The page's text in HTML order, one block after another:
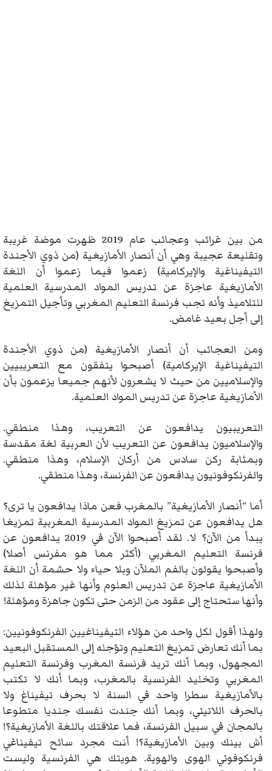
من بين غرائب وعجائب عام 2019 ظهرت موضة غريبة
وتقليعة عجيبة وهي أن أنصار الأمازيغية (من ذوي الأجندة
التيفيناغية والإيركامية) زعموا فيما زعموا أن اللغة
الأمازيغية عاجزة عن تدريس المواد المدرسية العلمية
للتلاميذ وأنه تجب فرنسة التعليم المغربي وتأجيل التمزيغ
إلى أجل بعيد غامض.
ومن العجائب أن أنصار الأمازيغية (من ذوي الأجندة
التيفيناغية الإيركامية) أصبحوا يتفقون مع التعريبيين
والإسلاميين من حيث لا يشعرون لأنهم جميعا يزعمون بأن
الأمازيغية عاجزة عن تدريس المواد العلمية.
التعريبيون يدافعون عن التعريب، وهذا منطقي.
والإسلاميون يدافعون عن التعريب لأن العربية لغة مقدسة
وبمثابة ركن سادس من أركان الإسلام، وهذا منطقي.
والفرنكوفونيون يدافعون عن الفرنسة، وهذا منطقي.
أما “أنصار الأمازيغية” بالمغرب فعن ماذا يدافعون يا ترى؟
هل يدافعون عن تمزيغ المواد المدرسية المغربية تمزيغا
يبدأ من الآن؟ لا. لقد أصبحوا الآن في 2019 يدافعون عن
فرنسة التعليم المغربي (أكثر مما هو مفرنس أصلا)
وأصبحوا يقولون بالفم الملآن وبلا حياء ولا حشمة أن اللغة
الأمازيغية عاجزة عن تدريس العلوم وأنها غير مؤهلة لذلك
وأنها ستحتاج إلى عقود من الزمن حتى تكون جاهزة ومؤهلة!
ولهذا أقول لكل واحد من هؤلاء التيفيناغيين الفرنكوفونيين:
بما أنك تعارض تمزيغ التعليم وتؤجله إلى المستقبل البعيد
المجهول، وبما أنك تريد فرنسة المغرب وفرنسة التعليم
المغربي وتخليد الفرنسية بالمغرب، وبما أنك لا تكتب
بالأمازيغية سطرا واحد في السنة لا بحرف تيفيناغ ولا
بالحرف اللاتيني، وبما أنك جندت نفسك جنديا متطوعا
بالمجان في سبيل الفرنسة، فما علاقتك باللغة الأمازيغية؟!
أش بينك وبين الأمازيغية؟! أنت مجرد سائح تيفيناغي
فرنكوفوني الهوى والهوية. هويتك هي الفرنسية وليست